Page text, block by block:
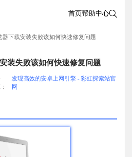
首页帮助中心
下载安装失败该如何快速修复问题
装失败该如何快速修复问题
发现高效的安卓上网引擎 - 彩虹探索站官
网